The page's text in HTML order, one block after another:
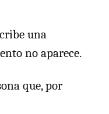
una
no aparece.
que, por